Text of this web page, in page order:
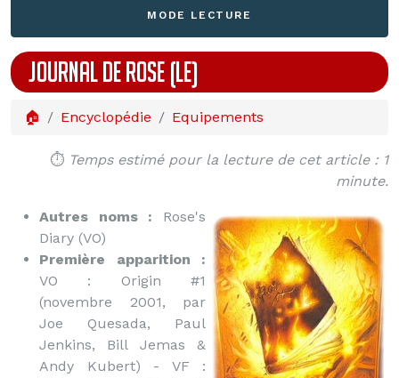
MODE LECTURE
JOURNAL DE ROSE (LE)
🏠 Encyclopédie Equipements
⏱️ Temps estimé pour la lecture de cet article : 1
minute.
Autres noms : Rose's
Diary (VO)
Première apparition :
VO : Origin #1
(novembre 2001, par
Joe Quesada, Paul
Jenkins, Bill Jemas &
Andy Kubert) - VF :